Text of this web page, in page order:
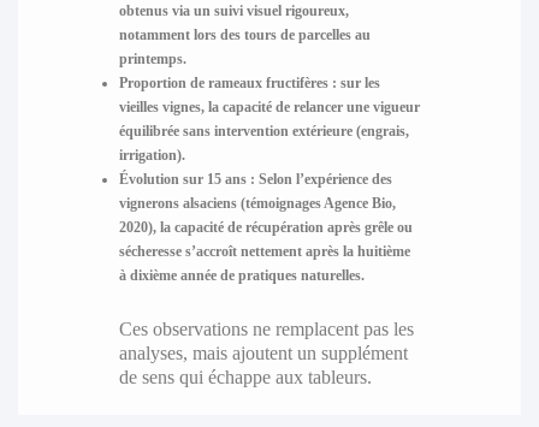
obtenus via un suivi visuel rigoureux,
notamment lors des tours de parcelles au
printemps.
Proportion de rameaux fructifères : sur les
vieilles vignes, la capacité de relancer une vigueur
équilibrée sans intervention extérieure (engrais,
irrigation).
Évolution sur 15 ans : Selon l’expérience des
vignerons alsaciens (témoignages Agence Bio,
2020), la capacité de récupération après grêle ou
sécheresse s’accroît nettement après la huitième
à dixième année de pratiques naturelles.
Ces observations ne remplacent pas les
analyses, mais ajoutent un supplément
de sens qui échappe aux tableurs.